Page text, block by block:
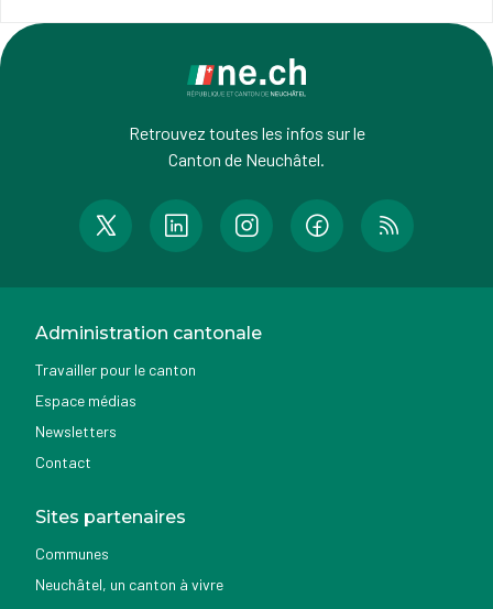
Retrouvez toutes les infos sur le
Canton de Neuchâtel.
Administration cantonale
Travailler pour le canton
Espace médias
Newsletters
Contact
Sites partenaires
Communes
Neuchâtel, un canton à vivre